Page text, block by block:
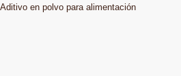
en polvo para alimentación